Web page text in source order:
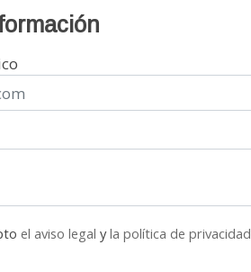
el aviso legal yla política de privacidad